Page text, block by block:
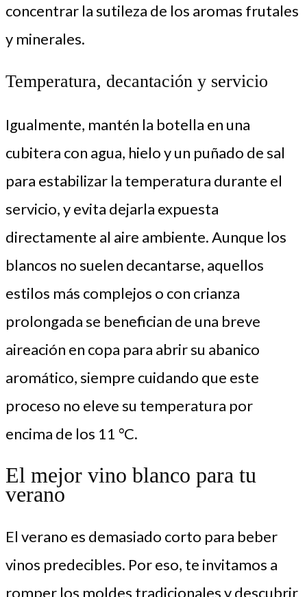
concentrar la sutileza de los aromas frutales
y minerales.
Temperatura, decantación y servicio
Igualmente, mantén la botella en una
cubitera con agua, hielo y un puñado de sal
para estabilizar la temperatura durante el
servicio, y evita dejarla expuesta
directamente al aire ambiente. Aunque los
blancos no suelen decantarse, aquellos
estilos más complejos o con crianza
prolongada se benefician de una breve
aireación en copa para abrir su abanico
aromático, siempre cuidando que este
proceso no eleve su temperatura por
encima de los 11 °C.
El mejor vino blanco para tu
verano
El verano es demasiado corto para beber
vinos predecibles. Por eso, te invitamos a
romper los moldes tradicionales y descubrir